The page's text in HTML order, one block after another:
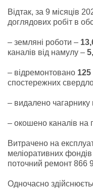
Відтак, за 9 місяців
доглядових робіт в
– земляні роботи –
каналів від намулу –
– відремонтовано 125
спостережних
– видалено чагарнику
– окошено каналів на
Витрачено на
меліоративних
поточний ремонт 866
Одночасно